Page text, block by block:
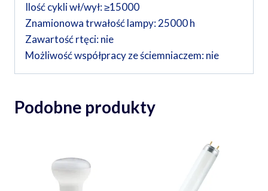
Ilość cykli wł/wył: ≥15000
Znamionowa trwałość lampy: 25000 h
Zawartość rtęci: nie
Możliwość współpracy ze ściemniaczem: nie
Podobne produkty